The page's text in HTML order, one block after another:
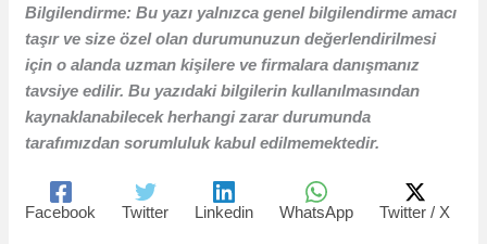
Bilgilendirme: Bu yazı yalnızca genel bilgilendirme amacı
taşır ve size özel olan durumunuzun değerlendirilmesi
için o alanda uzman kişilere ve firmalara danışmanız
tavsiye edilir. Bu yazıdaki bilgilerin kullanılmasından
kaynaklanabilecek herhangi zarar durumunda
tarafımızdan sorumluluk kabul edilmemektedir.
Facebook Twitter Linkedin WhatsApp Twitter / X